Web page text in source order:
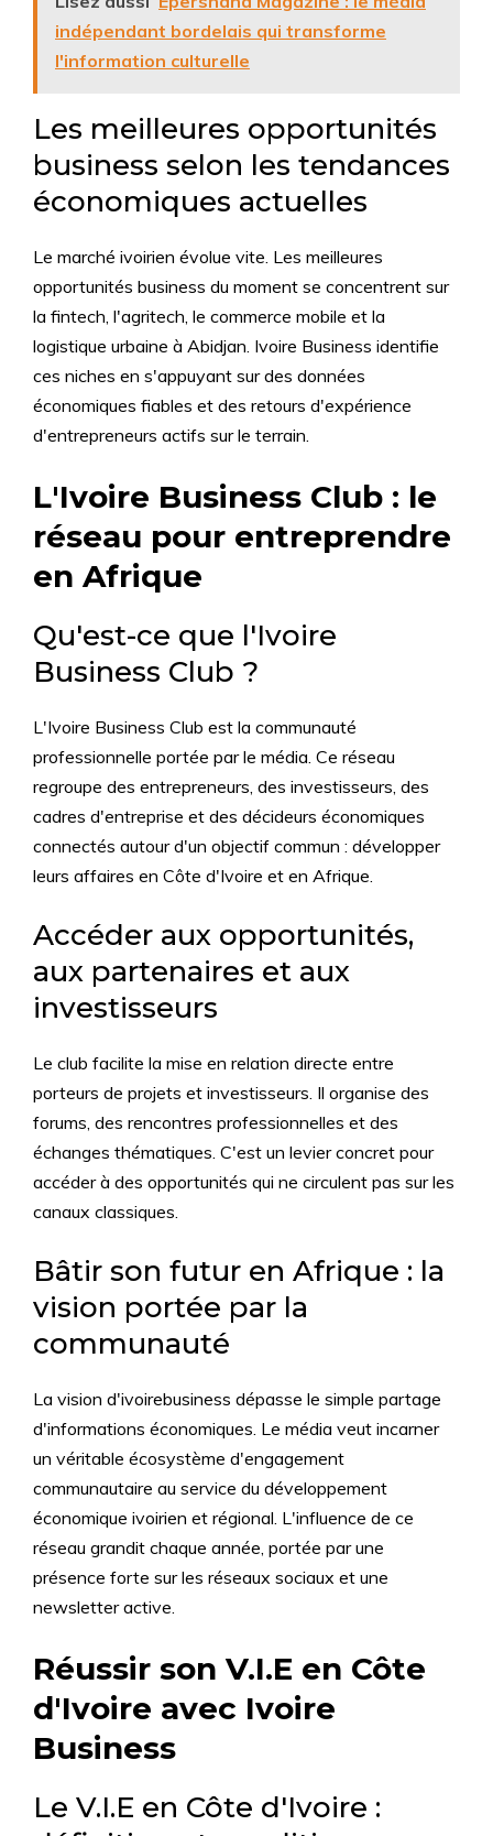
indépendant bordelais qui transforme
l'information culturelle
Les meilleures opportunités
business selon les tendances
économiques actuelles
Le marché ivoirien évolue vite. Les meilleures
opportunités business du moment se concentrent sur
la fintech, l'agritech, le commerce mobile et la
logistique urbaine à Abidjan. Ivoire Business identifie
ces niches en s'appuyant sur des données
économiques fiables et des retours d'expérience
d'entrepreneurs actifs sur le terrain.
L'Ivoire Business Club : le
réseau pour entreprendre
en Afrique
Qu'est-ce que l'Ivoire
Business Club ?
L'Ivoire Business Club est la communauté
professionnelle portée par le média. Ce réseau
regroupe des entrepreneurs, des investisseurs, des
cadres d'entreprise et des décideurs économiques
connectés autour d'un objectif commun : développer
leurs affaires en Côte d'Ivoire et en Afrique.
Accéder aux opportunités,
aux partenaires et aux
investisseurs
Le club facilite la mise en relation directe entre
porteurs de projets et investisseurs. Il organise des
forums, des rencontres professionnelles et des
échanges thématiques. C'est un levier concret pour
accéder à des opportunités qui ne circulent pas sur les
canaux classiques.
Bâtir son futur en Afrique : la
vision portée par la
communauté
La vision d'ivoirebusiness dépasse le simple partage
d'informations économiques. Le média veut incarner
un véritable écosystème d'engagement
communautaire au service du développement
économique ivoirien et régional. L'influence de ce
réseau grandit chaque année, portée par une
présence forte sur les réseaux sociaux et une
newsletter active.
Réussir son V.I.E en Côte
d'Ivoire avec Ivoire
Business
Le V.I.E en Côte d'Ivoire :